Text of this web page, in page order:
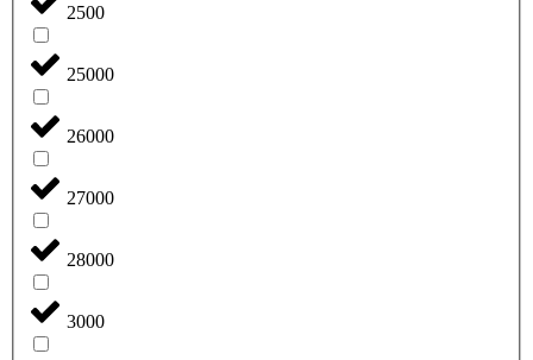
2500
25000
26000
27000
28000
3000